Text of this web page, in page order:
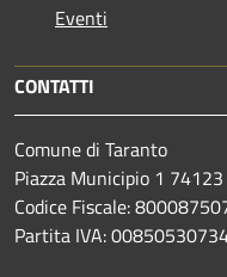
Eventi
CONTATTI
Comune di Taranto
Piazza Municipio 1
Codice Fiscale:
Partita IVA: